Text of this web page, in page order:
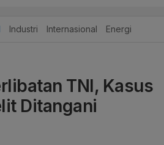
Industri Internasional Energi
TNI, Kasus
Ditangani